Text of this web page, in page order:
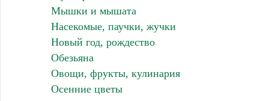
Мышки и мышата
Насекомые, паучки, жучки
Новый год, рождество
Обезьяна
Овощи, фрукты, кулинария
Осенние цветы